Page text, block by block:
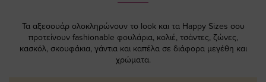
Τα αξεσουάρ ολοκληρώνουν το look και τα Happy Sizes σου
προτείνουν fashionable φουλάρια, κολιέ, τσάντες, ζώνες,
κασκόλ, σκουφάκια, γάντια και καπέλα σε διάφορα μεγέθη και
χρώματα.